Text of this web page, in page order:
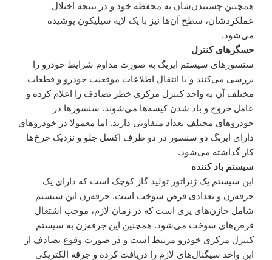
همچنین چسبیدن‌شان به محفظه‌ خود و در نتیجه اختلال
عملکرد‌شان، سطح آن‌ها نیز با یک لایه سیلیکون پوشیده
می‌شود.
حسگرهای کنترل
سنسورهای سیستم ایربگ به صورت مداوم شرایط خودرو را
بررسی می‌کنند و با انتقال اطلاعات موقعیت خودرو و قطعات
مختلف آن به واحد کنترل مرکزی خطر تصادف را اعلام کرده و
عامل خروج و باد شدن کیسه‌ها می‌شوند. سنسورها در
خودروهای مختلف تعداد متفاوتی دارند. اما معمولا در خودروهای
دارای ایربگ دو سنسور در دو طرف اکسل جلو و نزدیک چرخ‌ها
کار گذاشته می‌شود.
سیستم باد کننده
این سیستم یک ژنراتور تولید گاز کوچک است که دارای یک
جرقه‌زن و تعدادی قرص سوخت است. جرقه‌زن این سیستم
شامل خازن‌های پری است که در زمان لازم، موجب اشتعال
قرص‌های سوخت می‌شود. همچنین این جرقه‌زن به سیستم
کنترل مرکزی خودرو مرتبط است و در صورت وقوع تصادف از
این واحد سیگنال‌های لازم را دریافت کرده و جرقه‌ الکتریکی